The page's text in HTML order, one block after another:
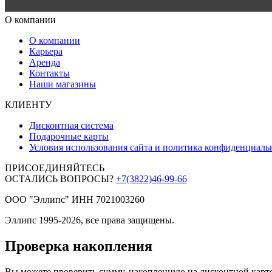
О компании
О компании
Карьера
Аренда
Контакты
Наши магазины
КЛИЕНТУ
Дисконтная система
Подарочные карты
Условия использования сайта и политика
ПРИСОЕДИНЯЙТЕСЬ
ОСТАЛИСЬ ВОПРОСЫ? +7(3822)46-99-66
ООО "Эллипс" ИНН 7021003260
Эллипс 1995-2026, все права защищены.
Проверка накопления